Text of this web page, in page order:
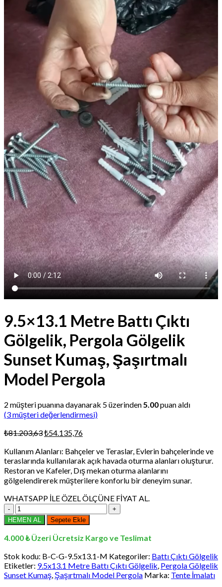
9.5×13.1 Metre Battı Çıktı
Gölgelik, Pergola Gölgelik
Sunset Kumaş, Şaşırtmalı
Model Pergola
2 müşteri puanına dayanarak 5 üzerinden5.00puan aldı
(3müşteri değerlendirmesi)
₺81.203,63Orijinal
₺81.203,63.
₺54.135,76Şu
fiyat:
₺54.135,76.
Kullanım Alanları: Bahçeler ve Teraslar, Evlerin bahçelerinde ve
teraslarında kullanılarak açık havada oturma alanları oluşturur.
Restoran ve Kafeler, Dış mekan oturma alanlarını
gölgelendirerek müşterilere konforlu bir deneyim sunar.
WHATSAPP İLE ÖZEL ÖLÇÜNE FİYAT AL.
9.5x13.1
Metre
Battı
Çıktı
Pergola
Gölgelik
Sunset
HEMEN AL Sepete Ekle
4.000 ₺ Üzeri Ücretsiz Kargo ve Teslimat
Stok kodu: B-C-G-9.5x13.1-M Kategoriler: Battı Çıktı Gölgelik
Etiketler: 9.5x13.1 Metre Battı Çıktı Gölgelik, Pergola Gölgelik
Sunset Kumaş, Şaşırtmalı Model Pergola Marka: Tente İmalatı